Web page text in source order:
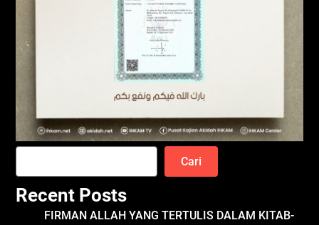
Cari
Recent Posts
FIRMAN ALLAH YANG TERTULIS DALAM KITAB-